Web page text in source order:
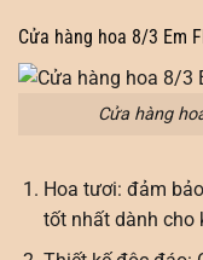
Cửa hàng hoa 8/3 Em
Cửa hàng
Hoa tươi: đảm
tốt nhất dành cho